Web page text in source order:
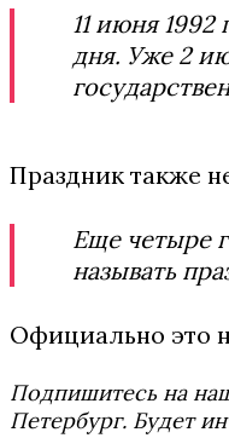
11 июня
дня. Уже 2
Праздник также
Еще четыре
называть
Официально это
Подпишитесь на
Петербург. Будет